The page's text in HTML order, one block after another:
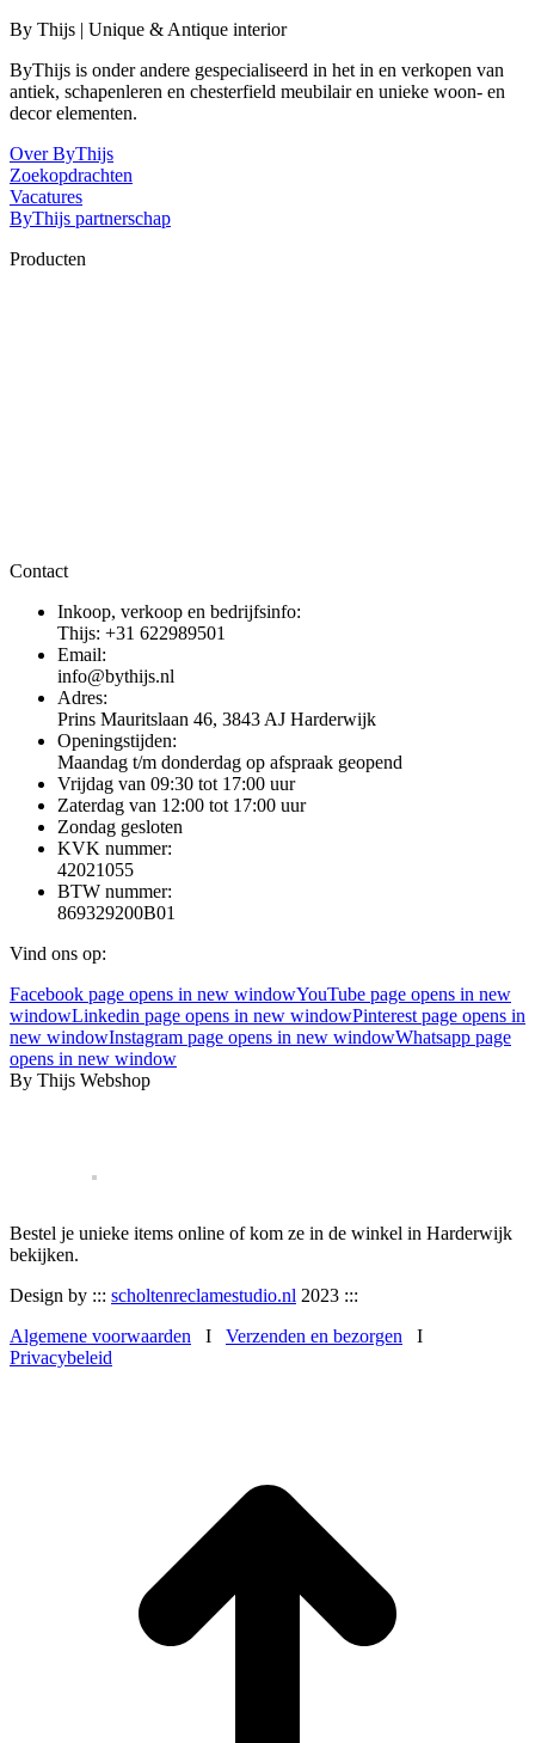
By Thijs | Unique & Antique interior
ByThijs is onder andere gespecialiseerd in het in en verkopen van
antiek, schapenleren en chesterfield meubilair en unieke woon- en
decor elementen.
Over ByThijs
Zoekopdrachten
Vacatures
ByThijs partnerschap
Producten
Contact
Inkoop, verkoop en bedrijfsinfo:
Thijs: +31 622989501
Email:
info@bythijs.nl
Adres:
Prins Mauritslaan 46, 3843 AJ Harderwijk
Openingstijden:
Maandag t/m donderdag op afspraak geopend
Vrijdag van 09:30 tot 17:00 uur
Zaterdag van 12:00 tot 17:00 uur
Zondag gesloten
KVK nummer:
42021055
BTW nummer:
869329200B01
Vind ons op:
Facebook page opens in new windowYouTube page opens in new
windowLinkedin page opens in new windowPinterest page opens in
new windowInstagram page opens in new windowWhatsapp page
opens in new window
By Thijs Webshop
Bestel je unieke items online of kom ze in de winkel in Harderwijk
bekijken.
Design by ::: scholtenreclamestudio.nl 2023 :::
Algemene voorwaarden I Verzenden en bezorgen I
Privacybeleid